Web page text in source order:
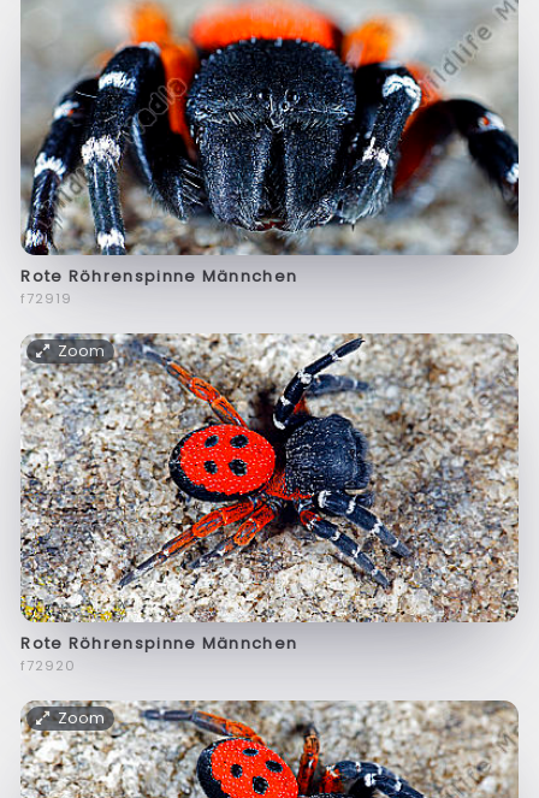
Rote Röhrenspinne Männchen
f72919
Zoom
Rote Röhrenspinne Männchen
f72920
Zoom